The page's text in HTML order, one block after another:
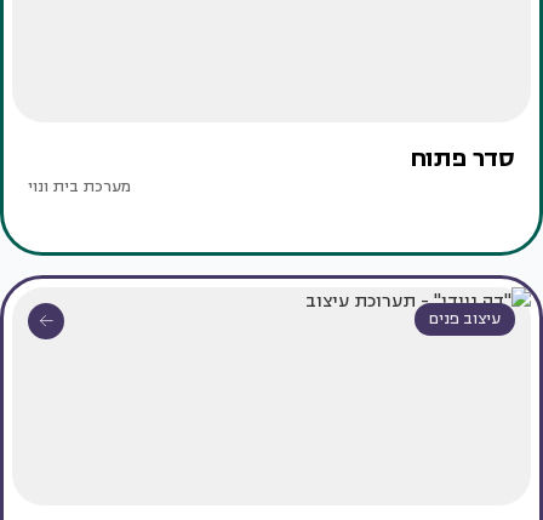
סדר פתוח
מערכת בית ונוי
עיצוב פנים